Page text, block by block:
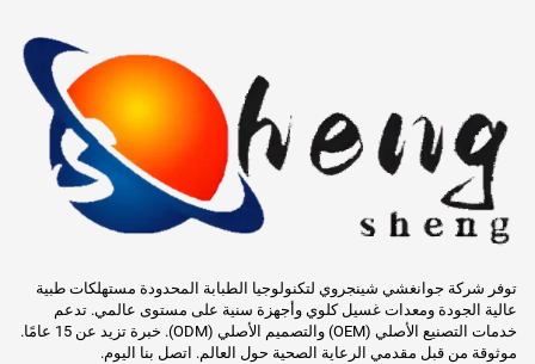
توفر شركة جوانغشي شينجروي لتكنولوجيا الطبابة المحدودة مستهلكات طبية
عالية الجودة ومعدات غسيل كلوي وأجهزة سنية على مستوى عالمي. تدعم
خدمات التصنيع الأصلي (OEM) والتصميم الأصلي (ODM). خبرة تزيد عن 15 عامًا.
موثوقة من قبل مقدمي الرعاية الصحية حول العالم. اتصل بنا اليوم.